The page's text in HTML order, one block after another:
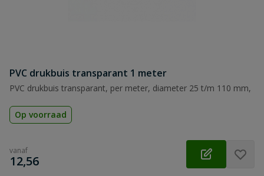
PVC drukbuis transparant 1 meter
PVC drukbuis transparant, per meter, diameter 25 t/m 110 mm,
Op voorraad
vanaf
€
12,56